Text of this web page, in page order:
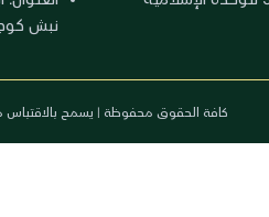
نبش كوجه ٤ ص.ب:
كافة الحقوق محفوظة | يسمح بالاقتباس